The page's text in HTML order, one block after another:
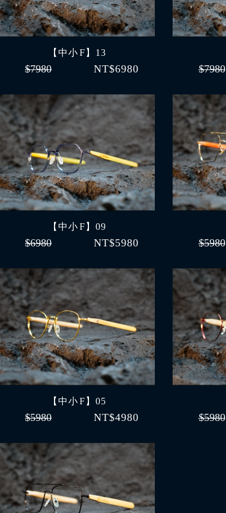
【中小 F】13
$7980 NT$6980 $7980
【中小 F】09
$6980 NT$5980 $5980
【中小 F】05
$5980 NT$4980 $5980